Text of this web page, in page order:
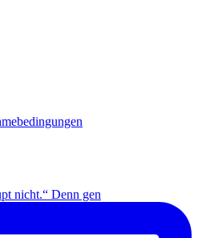
nicht.“ Denn gen